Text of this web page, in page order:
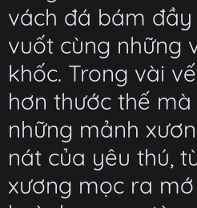
vách đá bám
vuốt cùng những
khốc. Trong vài
hơn thước thế
những mảnh
nát của yêu thú,
xương mọc ra